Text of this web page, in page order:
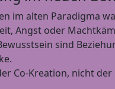
im alten Paradigma
Angst oder
sind
Co-Kreation, nicht